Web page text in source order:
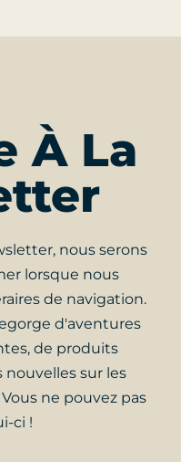
À La
nous serons
lorsque nous
de navigation.
d'aventures
de produits
sur les
ne pouvez pas
ci !